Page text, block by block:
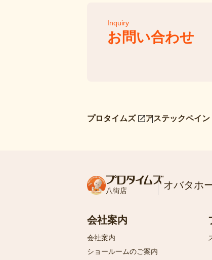
お問い合わせ
Inquiry
プロタイムズ アステックペイン
八街店 オバタホ
会社案内
会社案内
ショールームのご案内